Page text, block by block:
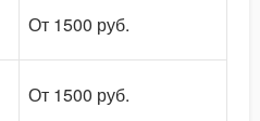
От 1500 руб.
От 1500 руб.